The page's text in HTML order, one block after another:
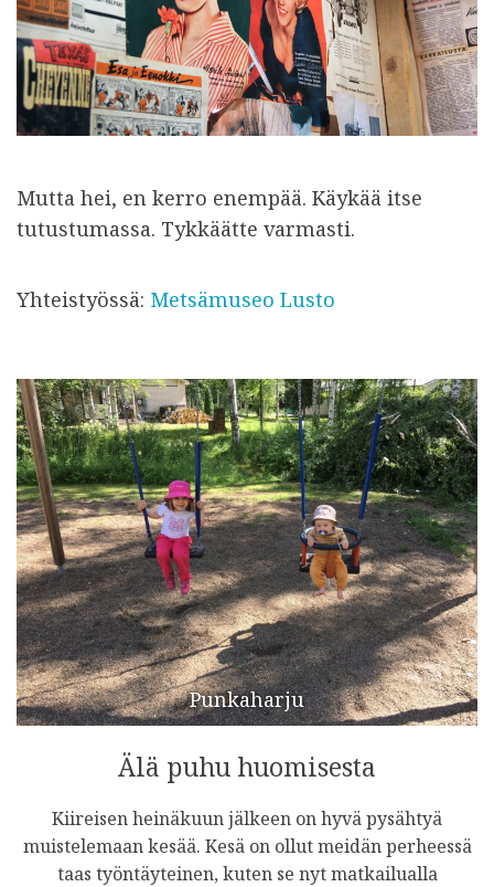
Mutta hei, en kerro enempää. Käykää itse
tutustumassa. Tykkäätte varmasti.
Yhteistyössä: Metsämuseo Lusto
Punkaharju
Älä puhu huomisesta
Kiireisen heinäkuun jälkeen on hyvä pysähtyä
muistelemaan kesää. Kesä on ollut meidän perheessä
taas työntäyteinen, kuten se nyt matkailualla